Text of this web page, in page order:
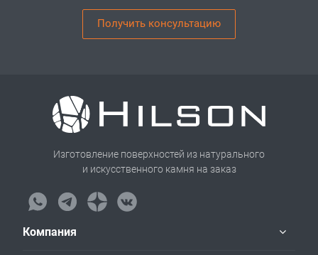
Получить консультацию
Изготовление поверхностей из натурального
и искусственного камня на заказ
Компания